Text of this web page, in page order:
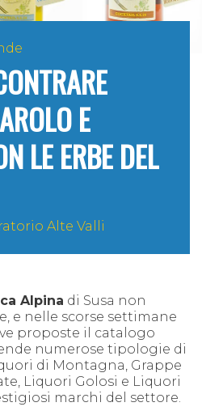
E
LE ERBE DEL
Alte Valli
Alpina di Susa non
e nelle scorse settimane
proposte il catalogo
numerose tipologie di
di Montagna, Grappe
Liquori Golosi e Liquori
marchi del settore.